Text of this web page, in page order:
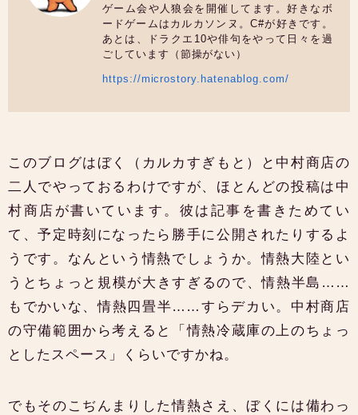
ゲーム会や人狼会を開催してます。好きなボ
ードゲームはカルカソンヌ。C#が好きです。
あとは、ドラクエ10や俳句をやって日々を過
ごしています（節操がない）
https://microstory.hatenablog.com/
このブログはぼく（カルカすぎもと）と中村商店の
二人でやっておるわけですが、ほとんどの投稿は中
村商店が書いています。彼は記事を書きためてい
て、予定時刻になったら勝手に公開されたりするよ
うです。なんという情熱でしょうか。情熱大陸とい
うとちょっと規模が大きすぎるので、情熱半島……
もでかいな、情熱四畳半……すらデカい。中村商店
の守備範囲から考えると「情熱冷蔵庫の上のちょっ
としたスペース」くらいですかね。
でもそのこぢんまりした情熱さえ、ぼくには備わっ